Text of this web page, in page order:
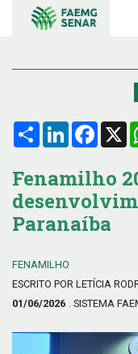
Compartilhar
LinkedIn X
Fenamilho
Paranaíba
FENAMILHO
ESCRITO POR LETÍCIA
01/06/2026 . SISTEMA